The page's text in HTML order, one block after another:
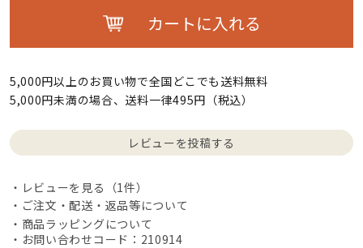
カートに入れる
5,000円以上のお買い物で全国どこでも送料無料
5,000円未満の場合、送料一律495円（税込）
レビューを投稿する
レビューを見る（1件）
ご注文・配送・返品等について
商品ラッピングについて
・お問い合わせコード：210914